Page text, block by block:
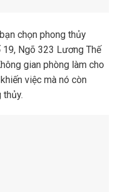
chọn phong thủy
Ngõ 323 Lương Thế
gian phòng làm cho
việc mà nó còn
thủy.